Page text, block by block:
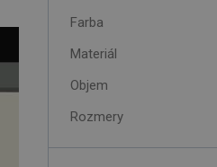
Farba
Materiál
Objem
Rozmery